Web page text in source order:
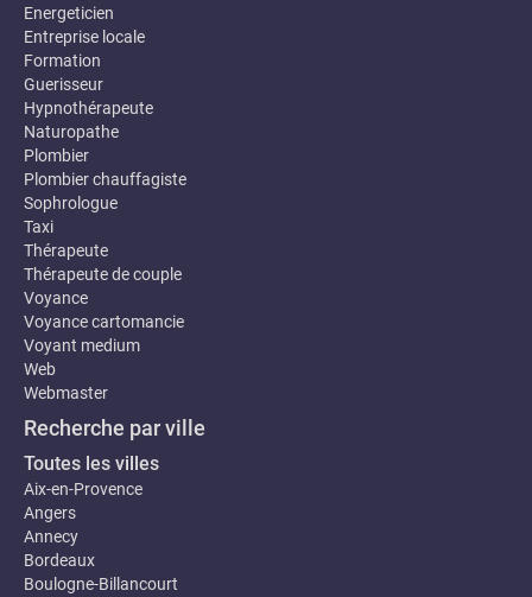
Energeticien
Entreprise locale
Formation
Guerisseur
Hypnothérapeute
Naturopathe
Plombier
Plombier chauffagiste
Sophrologue
Taxi
Thérapeute
Thérapeute de couple
Voyance
Voyance cartomancie
Voyant medium
Web
Webmaster
Recherche par ville
Toutes les villes
Aix-en-Provence
Angers
Annecy
Bordeaux
Boulogne-Billancourt